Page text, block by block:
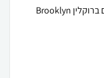
שידת לילה 2 מגירות בגוון שחור ואלון דגם ברוקלין Brooklyn